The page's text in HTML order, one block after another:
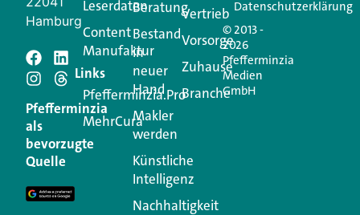
Schreiben Sie einen
Kommentar
Ihre E-Mail-Adresse wird nicht veröffentlicht.
Erforderliche Felder sind mit
Kommentar
Hamburg
Pfefferminzia
als
bevorzugte
Quelle
Leserdaten
Content
Manufaktur
Links
Pfefferminzia.Pro
MehrCura
Beratung
Bestand
in
neuer
Hand
Makler
werden
Künstliche
Intelligenz
Nachhaltigkeit
Vertrieb
Vorsorge
Zuhause
Branche
© 2013 -
2026
Pfefferminzia
Medien
GmbH
Datenschutzerklärung